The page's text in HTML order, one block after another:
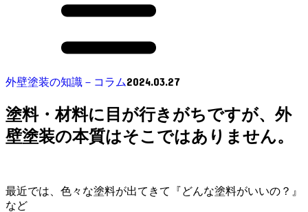
外壁塗装の知識－コラム2024.03.27
塗料・材料に目が行きがちですが、外
壁塗装の本質はそこではありません。
最近では、色々な塗料が出てきて『どんな塗料がいいの？』
など